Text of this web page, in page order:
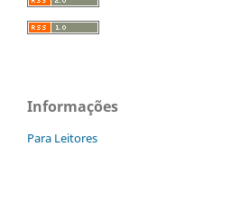
Informações
Para Leitores